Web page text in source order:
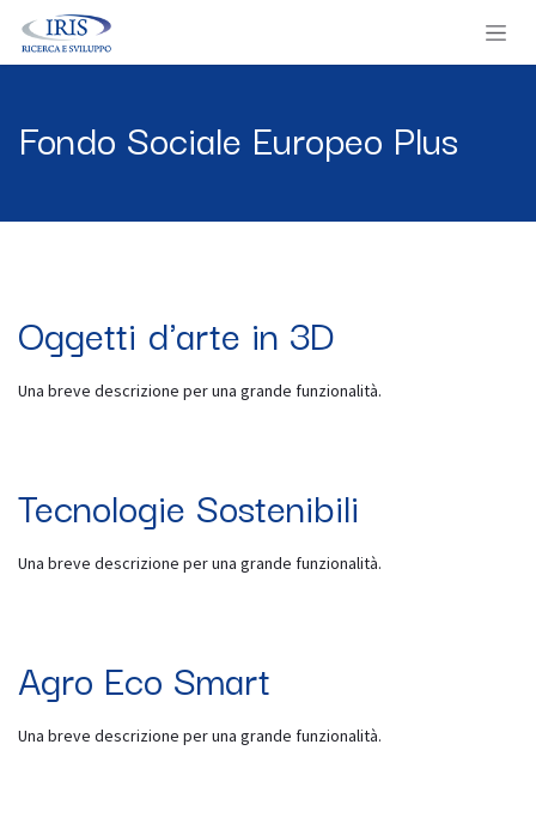
Passa al contenuto
Fondo Sociale Europeo Plus
Oggetti d'arte in 3D
Una breve descrizione per una grande funzionalità.
Tecnologie Sostenibili
Una breve descrizione per una grande funzionalità.
Agro Eco Smart
Una breve descrizione per una grande funzionalità.